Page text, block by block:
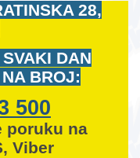
28,
DAN
BROJ:
500
poruku na
Viber